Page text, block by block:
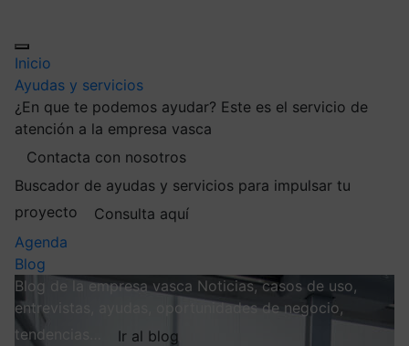
Inicio
Ayudas y servicios
¿En que te podemos ayudar? Este es el servicio de
atención a la empresa vasca
Contacta con nosotros
Buscador de ayudas y servicios para impulsar tu
proyecto
Consulta aquí
Agenda
Blog
Blog de la empresa vasca Noticias, casos de uso,
entrevistas, ayudas, oportunidades de negocio,
tendencias…
Ir al blog